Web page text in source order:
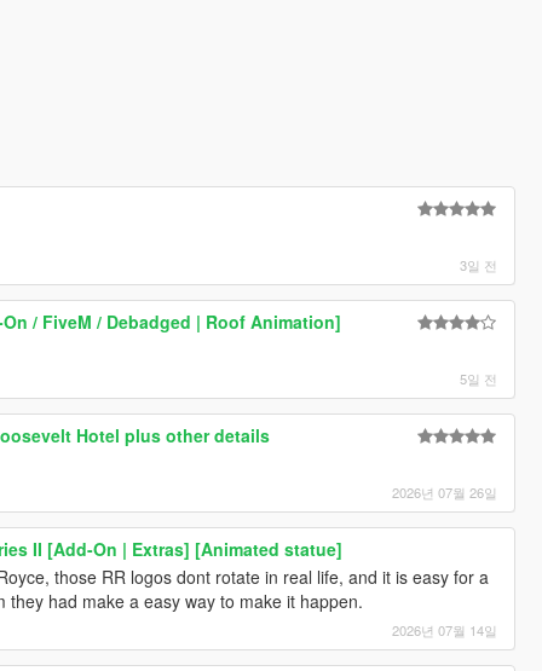
3일 전
/ FiveM / Debadged | Roof Animation]
5일 전
Hotel plus other details
2026년 07월 26일
II [Add-On | Extras] [Animated statue]
those RR logos dont rotate in real life, and it is easy for a
they had make a easy way to make it happen.
2026년 07월 14일